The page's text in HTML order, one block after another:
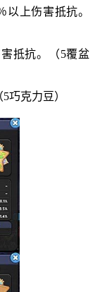
以上伤害抵抗。
抵抗。（5覆盆
巧克力豆）